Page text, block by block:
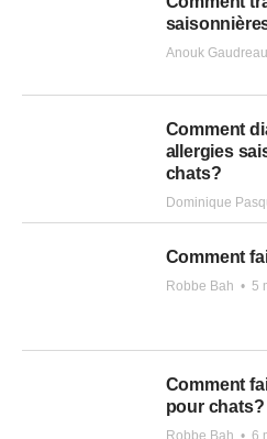
Anouk
Comment
allergies
chats?
Dominique
Comment
Robbe Bah • 5
Comment
pour chats?
Robbe Bah • 6